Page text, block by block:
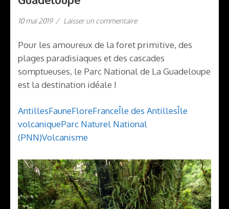
10 mai 2019 / Laisser un commentaire
Pour les amoureux de la foret primitive, des
plages paradisiaques et des cascades
somptueuses, le Parc National de La Guadeloupe
est la destination idéale !
AntillesFauneFloreFranceÎle des AntillesÎle
volcaniqueParc Naturel National
(PNN)Volcanisme